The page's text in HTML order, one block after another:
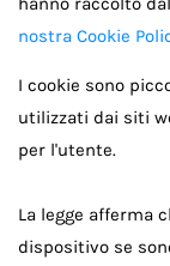
nostra Cookie
I cookie sono
utilizzati dai siti
per l'utente.
La legge afferma
dispositivo se